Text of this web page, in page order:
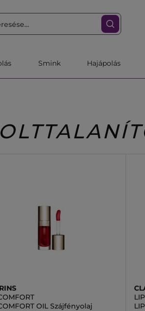
Smink Hajápolás
OIL Szájfényolaj